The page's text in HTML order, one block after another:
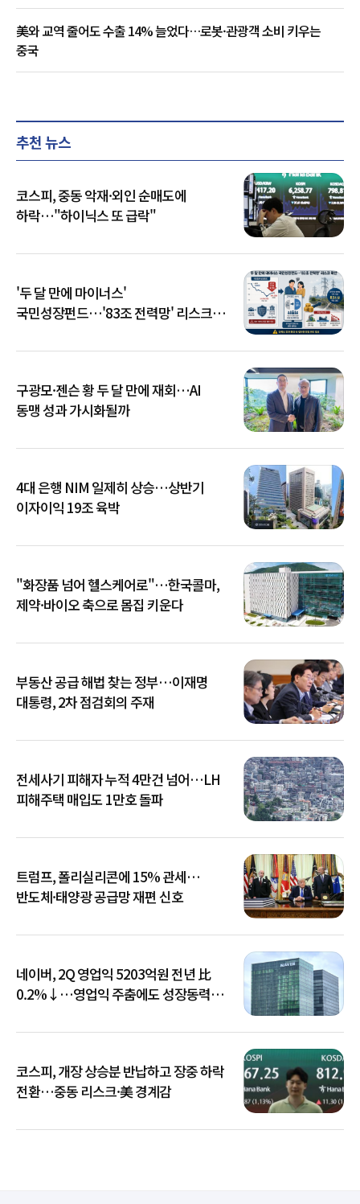
美와 교역 줄어도 수출 14% 늘었다…로봇·관광객 소비 키우는
중국
추천 뉴스
코스피, 중동 악재·외인 순매도에
하락…"하이닉스 또 급락"
'두 달 만에 마이너스'
국민성장펀드…'83조 전력망' 리스크
구광모·젠슨 황 두 달 만에 재회…AI
동맹 성과 가시화될까
4대 은행 NIM 일제히 상승…상반기
이자이익 19조 육박
"화장품 넘어 헬스케어로"…한국콜마,
제약·바이오 축으로 몸집 키운다
부동산 공급 해법 찾는 정부…이재명
대통령, 2차 점검회의 주재
전세사기 피해자 누적 4만건 넘어…LH
피해주택 매입도 1만호 돌파
트럼프, 폴리실리콘에 15% 관세…
반도체·태양광 공급망 재편 신호
네이버, 2Q 영업익 5203억원 전년 比
0.2%↓…영업익 주춤에도 성장동력
코스피, 개장 상승분 반납하고 장중 하락
전환…중동 리스크·美 경계감